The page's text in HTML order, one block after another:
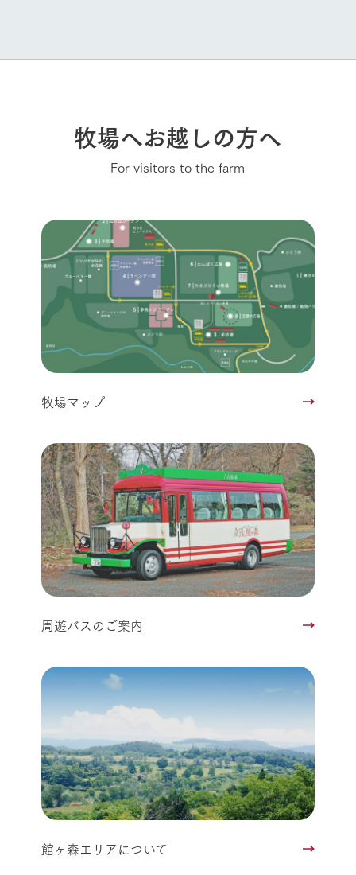
牧場へお越しの方へ
For visitors to the farm
牧場マップ
周遊バスのご案内
館ヶ森エリアについて